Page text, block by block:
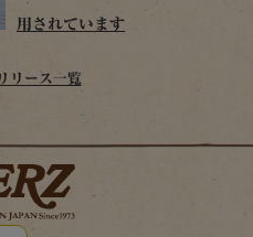
用されています
リース一覧